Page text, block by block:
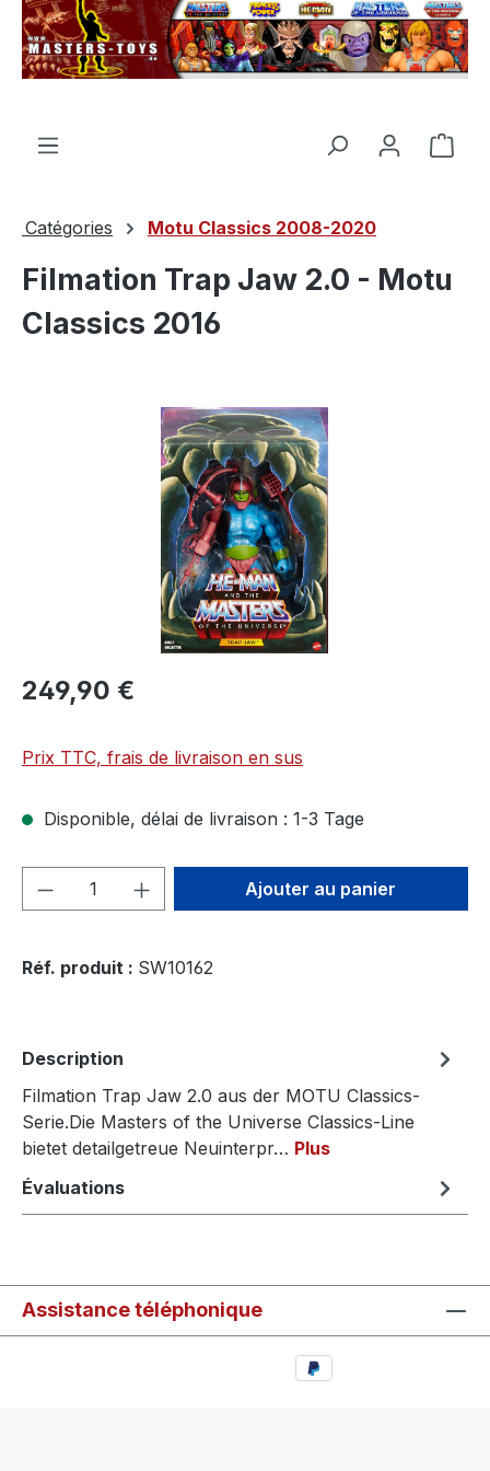
principal
Le
Catégories Motu Classics 2008-2020
Filmation Trap Jaw 2.0 - Motu
Classics 2016
Ignorer la galerie d'images
249,90 €
Prix TTC, frais de livraison en sus
Disponible, délai de livraison : 1-3 Tage
Quantité de produit : Entrez la
Ajouter au panier
Réf. produit : SW10162
Description
Filmation Trap Jaw 2.0 aus der MOTU Classics-
Serie.Die Masters of the Universe Classics-Line
bietet detailgetreue Neuinterpr… Plus
Évaluations
Assistance téléphonique